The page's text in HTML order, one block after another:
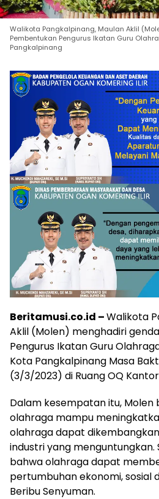
Walikota Pangkalpinang, Maulan Aklil
Pembentukan Pengurus Ikatan Guru
Pangkalpinang
Beritamusi.co.id –Walikota
Aklil (Molen) menghadiri
Pengurus Ikatan Guru
Kota Pangkalpinang Masa
(3/3/2023) di Ruang OQ
Dalam kesempatan itu,
olahraga mampu
olahraga dapat
industri yang menguntungkan.
bahwa olahraga dapat
pertumbuhan ekonomi, sosial
Beribu Senyuman.